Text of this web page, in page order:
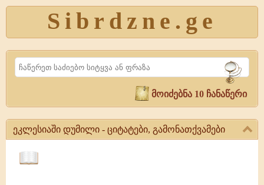
Sibrdzne.ge
Search
მოიძებნა 10 ჩანაწერი
ეკლესიაში დუმილი - ციტატები, გამონათქვამები
ეკლესიაში
დუმილი